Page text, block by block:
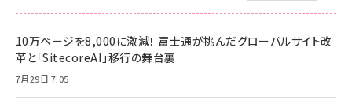
10万ページを8,000に激減！ 富士通が挑んだグローバルサイト改
革と「SitecoreAI」移行の舞台裏
7月29日 7:05